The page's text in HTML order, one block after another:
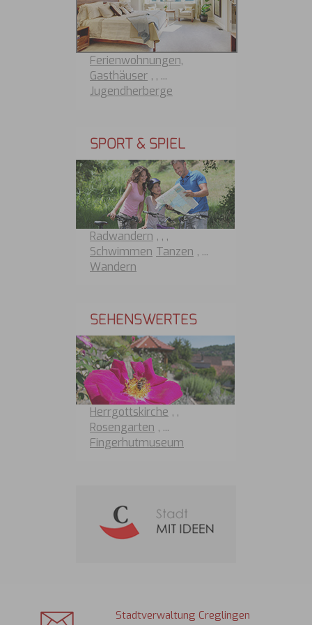
veröffentlichen.
Ferienwohnungen,
Gasthäuser ,
Jugendherberge
, ...
SPORT & SPIEL
Radwandern ,
Schwimmen
,
Tanzen
,
Wandern
, ...
SEHENSWERTES
Herrgottskirche ,
Rosengarten
,
Fingerhutmuseum
, ...
Stadtverwaltung Creglingen